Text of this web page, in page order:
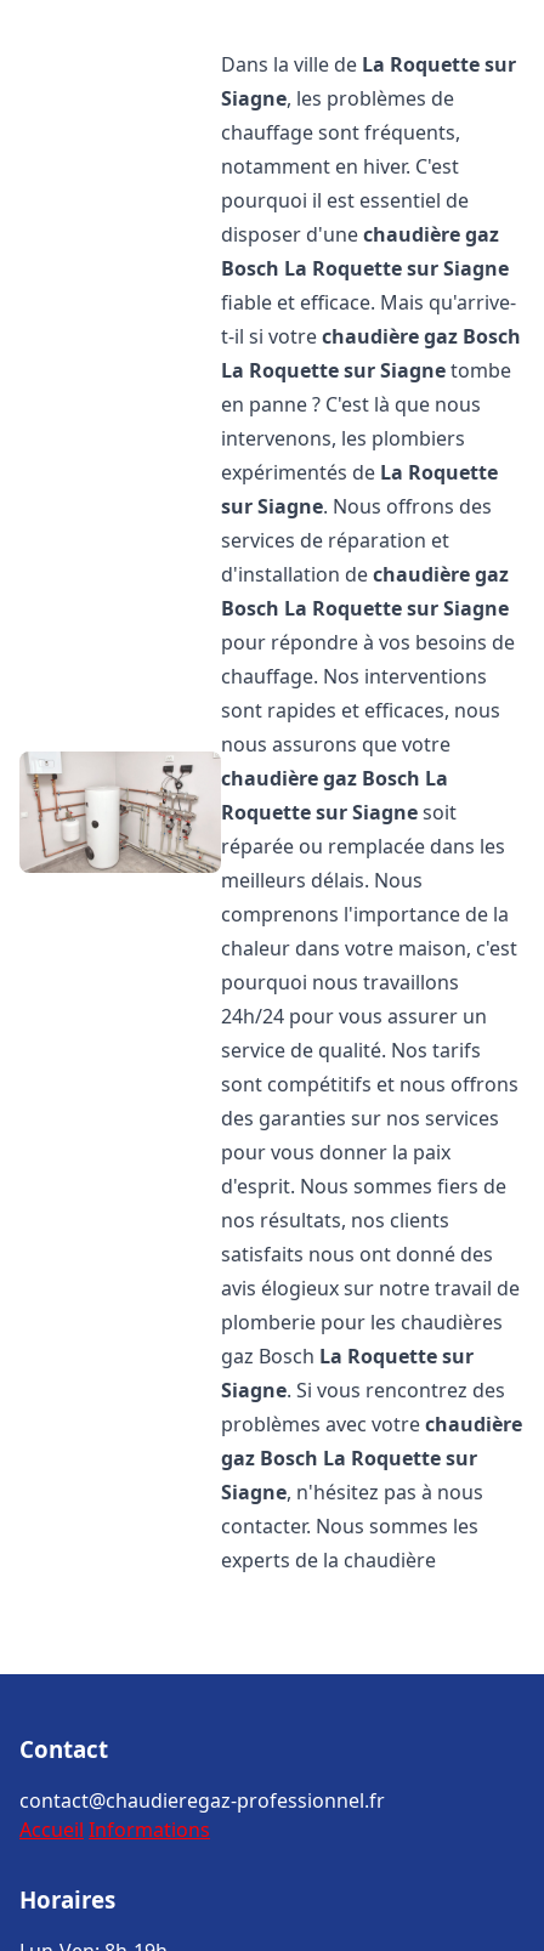
Dans la ville de La Roquette sur
Siagne, les problèmes de
chauffage sont fréquents,
notamment en hiver. C'est
pourquoi il est essentiel de
disposer d'unechaudière gaz
Bosch La Roquette sur Siagne
fiable et efficace. Mais qu'arrive-
t-il si votrechaudière gaz Bosch
La Roquette sur Siagnetombe
en panne ? C'est là que nous
intervenons, les plombiers
expérimentés de La Roquette
sur Siagne. Nous offrons des
services de réparation et
d'installation dechaudière gaz
Bosch La Roquette sur Siagne
pour répondre à vos besoins de
chauffage. Nos interventions
sont rapides et efficaces, nous
nous assurons que votre
chaudière gaz Bosch La
Roquette sur Siagnesoit
réparée ou remplacée dans les
meilleurs délais. Nous
comprenons l'importance de la
chaleur dans votre maison, c'est
pourquoi nous travaillons
24h/24 pour vous assurer un
service de qualité. Nos tarifs
sont compétitifs et nous offrons
des garanties sur nos services
pour vous donner la paix
d'esprit. Nous sommes fiers de
nos résultats, nos clients
satisfaits nous ont donné des
avis élogieux sur notre travail de
plomberie pour les chaudières
gaz Bosch La Roquette sur
Siagne. Si vous rencontrez des
problèmes avec votrechaudière
gaz Bosch La Roquette sur
Siagne, n'hésitez pas à nous
contacter. Nous sommes les
experts de la chaudière
Contact
contact@chaudieregaz-professionnel.fr
Accueil Informations
Horaires